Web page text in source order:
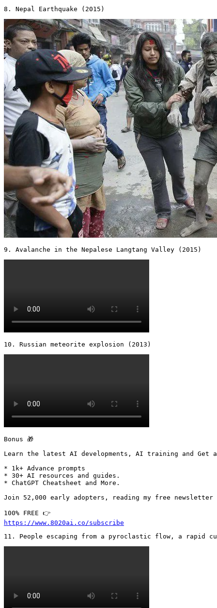
8. Nepal Earthquake (2015)
9. Avalanche in the Nepalese Langtang Valley (2015)
10. Russian meteorite explosion (2013)
Bonus 🎁
Learn the latest AI developments, AI training and Get
* 1k+ Advance prompts
* 30+ AI resources and guides.
* ChatGPT Cheatsheet and More.
Join 52,000 early adopters, reading my free
https://www.8020ai.co/subscribe
11. People escaping from a pyroclastic flow, a rapid